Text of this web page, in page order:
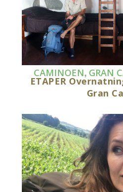
CAMINOEN, GRAN
ETAPER
Gran